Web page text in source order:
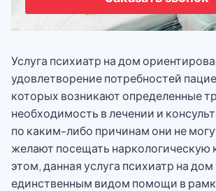
Услуга психиатр на дом
удовлетворение потребностей
которых возникают определенные
необходимость в лечении и
по каким-либо причинам они не
желают посещать наркологическую
этом, данная услуга психиатр на дом
единственным видом помощи в